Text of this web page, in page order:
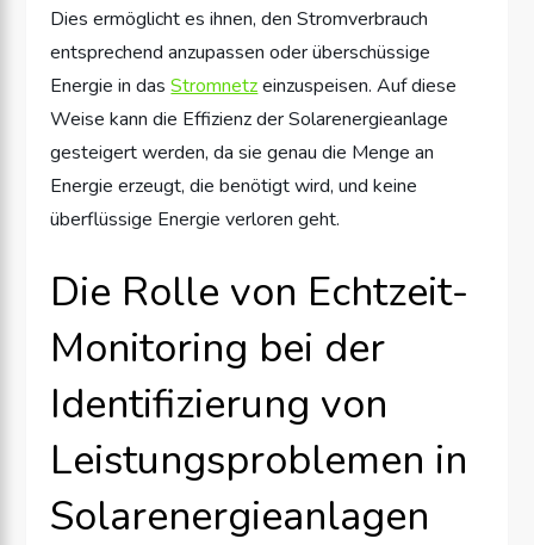
Dies ermöglicht es ihnen, den Stromverbrauch
entsprechend anzupassen oder überschüssige
Energie in dasStromnetzeinzuspeisen. Auf diese
Weise kann die Effizienz der Solarenergieanlage
gesteigert werden, da sie genau die Menge an
Energie erzeugt, die benötigt wird, und keine
überflüssige Energie verloren geht.
Die Rolle von Echtzeit-
Monitoring bei der
Identifizierung von
Leistungsproblemen in
Solarenergieanlagen